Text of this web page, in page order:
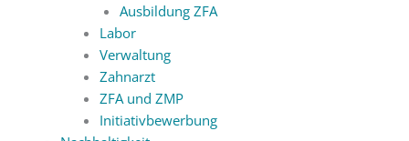
Ausbildung ZFA
Labor
Verwaltung
Zahnarzt
ZFA und ZMP
Initiativbewerbung